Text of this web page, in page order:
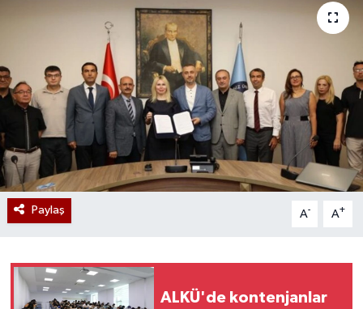
Paylaş A- A+
ALKÜ'de kontenjanlar